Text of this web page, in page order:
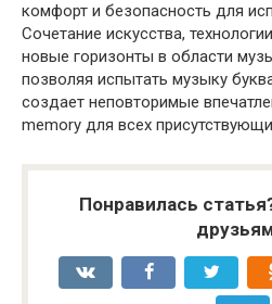
комфорт и безопасность для
Сочетание искусства,
новые горизонты в области
позволяя испытать музыку
создает неповторимые
memory для всех
Понравилась